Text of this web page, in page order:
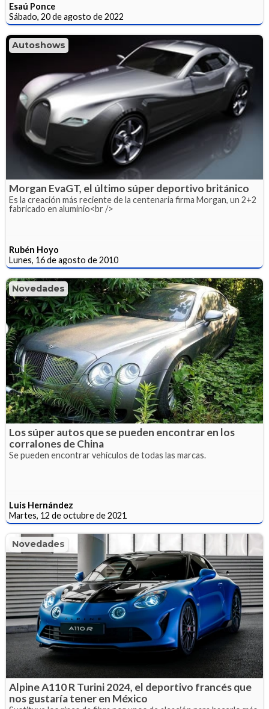
Esaú Ponce
Sábado, 20 de agosto de 2022
Autoshows
Morgan EvaGT, el último súper deportivo británico
Es la creación más reciente de la centenaria firma Morgan, un 2+2
fabricado en aluminio<br />
Rubén Hoyo
Lunes, 16 de agosto de 2010
Novedades
Los súper autos que se pueden encontrar en los
corralones de China
Se pueden encontrar vehículos de todas las marcas.
Luis Hernández
Martes, 12 de octubre de 2021
Novedades
Alpine A110 R Turini 2024, el deportivo francés que
nos gustaría tener en México